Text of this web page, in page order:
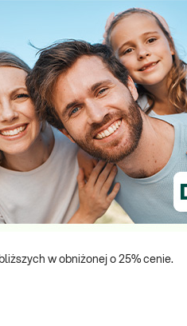
w obniżonej o 25% cenie.